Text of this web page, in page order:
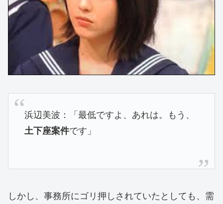
浜辺美波：「最低ですよ、あれは。もう、
土下座案件です」
しかし、事務所にゴリ押しされていたとしても、需